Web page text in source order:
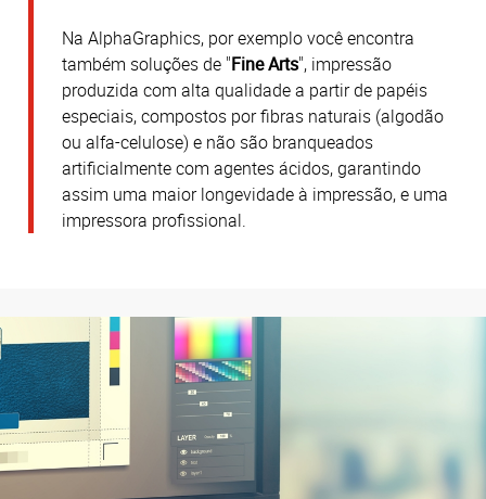
Na AlphaGraphics, por exemplo você encontra
também soluções de "Fine Arts", impressão
produzida com alta qualidade a partir de papéis
especiais, compostos por fibras naturais (algodão
ou alfa-celulose) e não são branqueados
artificialmente com agentes ácidos, garantindo
assim uma maior longevidade à impressão, e uma
impressora profissional.